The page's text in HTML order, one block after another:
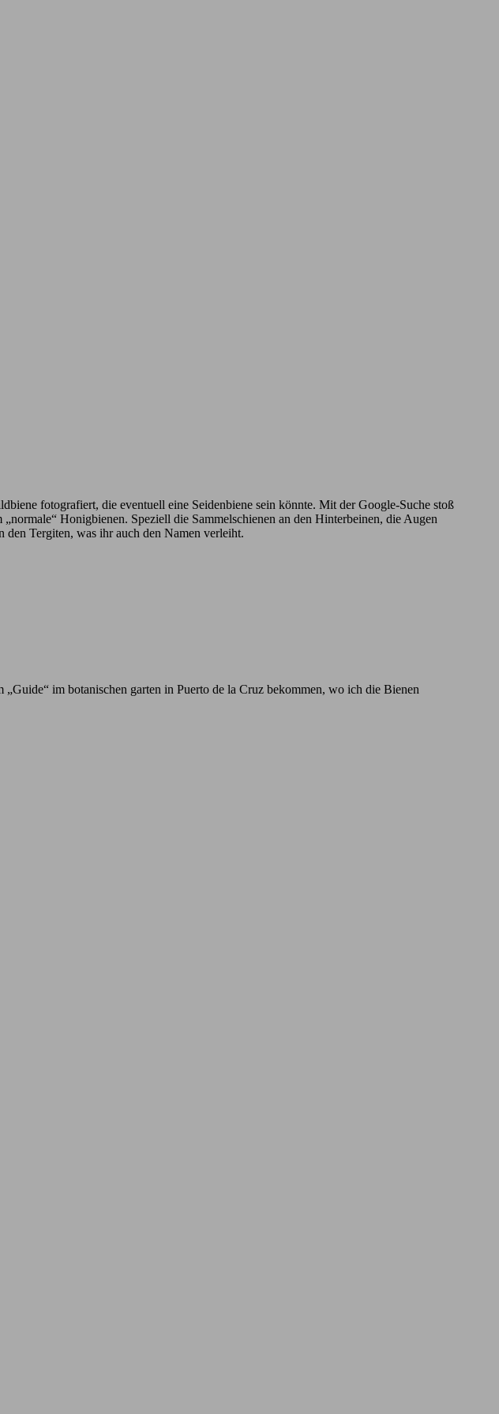
fotografiert, die eventuell eine Seidenbiene sein könnte. Mit der Google-Suche stoß
Honigbienen. Speziell die Sammelschienen an den Hinterbeinen, die Augen
den Tergiten, was ihr auch den Namen verleiht.
im botanischen garten in Puerto de la Cruz bekommen, wo ich die Bienen